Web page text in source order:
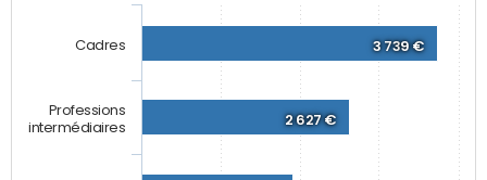
3 739 €
2 627 €
Cadres
Professions
intermédiaires